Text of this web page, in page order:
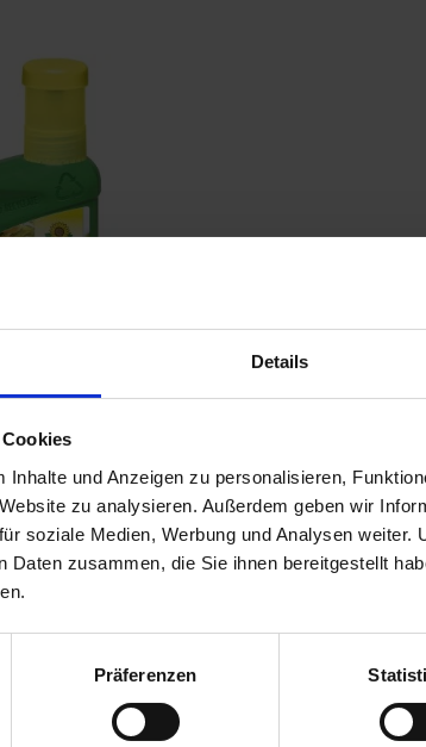
Details
Inhalte und Anzeigen zu personalisieren,
zu analysieren. Außerdem geben wir
soziale Medien, Werbung und Analysen weiter.
Daten zusammen, die Sie ihnen bereitgestellt
Präferenzen
01-cfg